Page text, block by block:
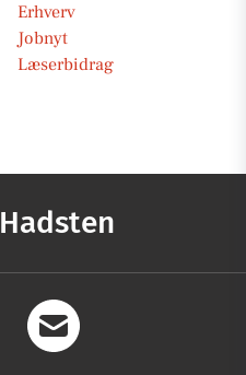
Erhverv
Jobnyt
Læserbidrag
Hadsten